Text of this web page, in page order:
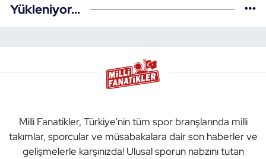
Yükleniyor...
Milli Fanatikler, Türkiye'nin tüm spor branşlarında milli
takımlar, sporcular ve müsabakalara dair son haberler ve
gelişmelerle karşınızda! Ulusal sporun nabzını tutan